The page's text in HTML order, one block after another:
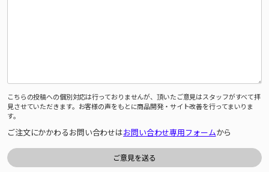
こちらの投稿への個別対応は行っておりませんが、頂いたご意見はスタッフがすべて拝
見させていただきます。お客様の声をもとに商品開発・サイト改善を行ってまいりま
す。
ご注文にかかわるお問い合わせはお問い合わせ専用フォームから